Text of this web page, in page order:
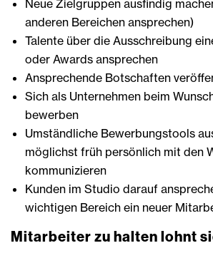
Neue Zielgruppen ausfindig
anderen Bereichen ansprechen)
Talente über die Ausschreibung
oder Awards ansprechen
Ansprechende Botschaften
Sich als Unternehmen beim
bewerben
Umständliche Bewerbungstools
möglichst früh persönlich mit den
kommunizieren
Kunden im Studio darauf
wichtigen Bereich ein neuer
Mitarbeiter zu halten lohnt